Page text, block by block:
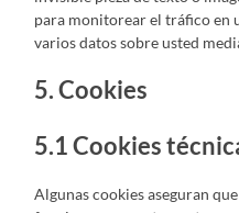
para monitorear el tráfico en
varios datos sobre usted
5. Cookies
5.1 Cookies
Algunas cookies aseguran